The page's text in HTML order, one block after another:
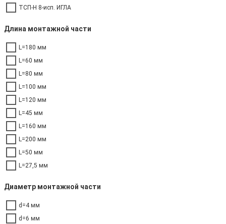
ТСП-Н 8-исп. ИГЛА
Длина монтажной части
L=180 мм
L=60 мм
L=80 мм
L=100 мм
L=120 мм
L=45 мм
L=160 мм
L=200 мм
L=50 мм
L=27,5 мм
Диаметр монтажной части
d=4 мм
d=6 мм